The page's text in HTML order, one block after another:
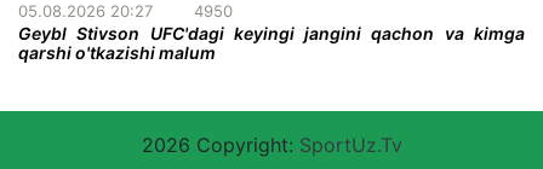
05.08.2026 20:27 4950
Geybl Stivson UFC'dagi keyingi jangini qachon va kimga
qarshi o'tkazishi malum
2026 Copyright: SportUz.Tv